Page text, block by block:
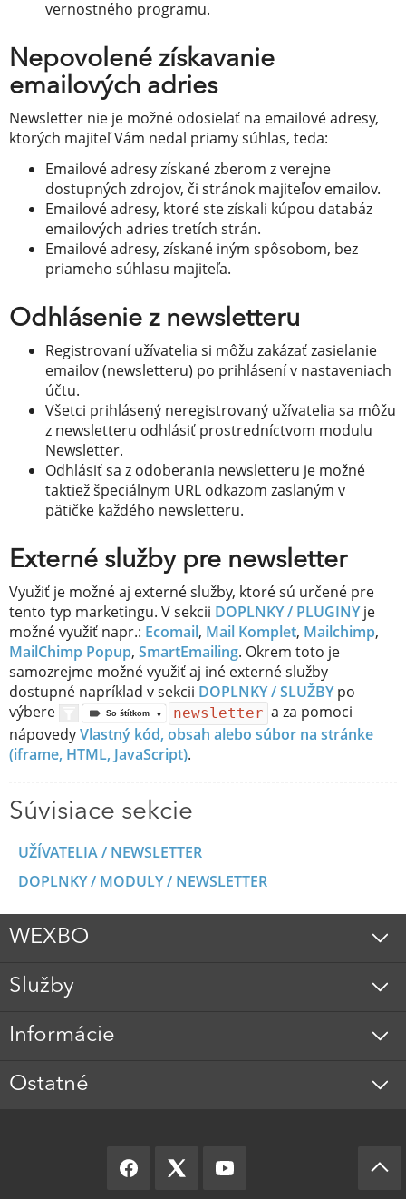
vernostného programu.
Nepovolené získavanie
emailových adries
Newsletter nie je možné odosielať na emailové adresy,
ktorých majiteľ Vám nedal priamy súhlas, teda:
Emailové adresy získané zberom z verejne
dostupných zdrojov, či stránok majiteľov emailov.
Emailové adresy, ktoré ste získali kúpou databáz
emailových adries tretích strán.
Emailové adresy, získané iným spôsobom, bez
priameho súhlasu majiteľa.
Odhlásenie z newsletteru
Registrovaní užívatelia si môžu zakázať zasielanie
emailov (newsletteru) po prihlásení v nastaveniach
účtu.
Všetci prihlásený neregistrovaný užívatelia sa môžu
z newsletteru odhlásiť prostredníctvom modulu
Newsletter.
Odhlásiť sa z odoberania newsletteru je možné
taktiež špeciálnym URL odkazom zaslaným v
pätičke každého newsletteru.
Externé služby pre newsletter
Využiť je možné aj externé služby, ktoré sú určené pre
tento typ marketingu. V sekcii DOPLNKY / PLUGINYje
možné využiť napr.: Ecomail, Mail Komplet, Mailchimp,
MailChimp Popup, SmartEmailing. Okrem toto je
samozrejme možné využiť aj iné externé služby
dostupné napríklad v sekcii DOPLNKY / SLUŽBYpo
výbere
So štítkom newsletter a za pomoci
nápovedyVlastný kód, obsah alebo súbor na stránke
(iframe, HTML, JavaScript).
Súvisiace sekcie
UŽÍVATELIA / NEWSLETTER
DOPLNKY / MODULY / NEWSLETTER
WEXBO
Služby
Informácie
Ostatné